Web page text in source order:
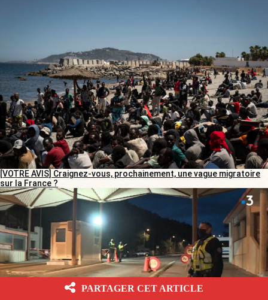
[VOTRE AVIS] Craignez-vous, prochainement, une vague migratoire
sur la France ?
PARTAGER CET ARTICLE